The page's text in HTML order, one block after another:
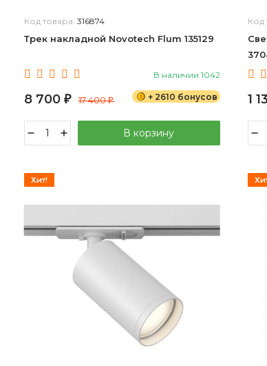
Код товара: 316874
Трек накладной Novotech Flum 135129
В наличии 1042
8 700 ₽ 17 400₽ + 2610 бонусов
В корзину
Код
1
Хит!